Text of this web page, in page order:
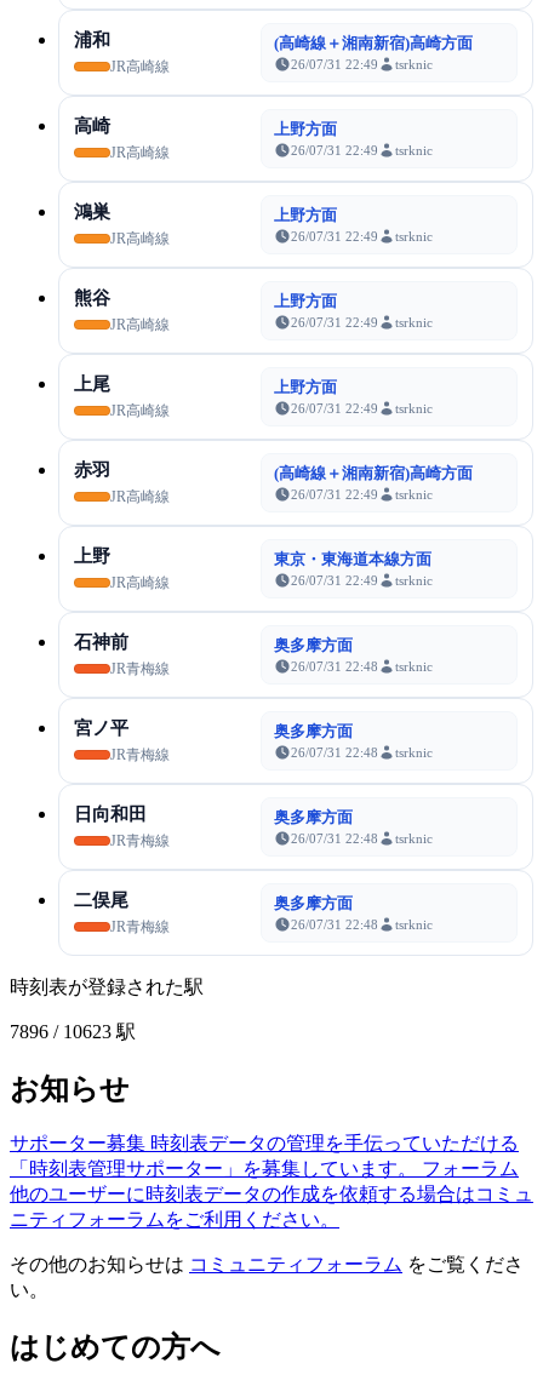
浦和
JR高崎線
(高崎線＋湘南新宿)高崎方面
26/07/31 22:49 tsrknic
高崎
JR高崎線
上野方面
26/07/31 22:49 tsrknic
鴻巣
JR高崎線
上野方面
26/07/31 22:49 tsrknic
熊谷
JR高崎線
上野方面
26/07/31 22:49 tsrknic
上尾
JR高崎線
上野方面
26/07/31 22:49 tsrknic
赤羽
JR高崎線
(高崎線＋湘南新宿)高崎方面
26/07/31 22:49 tsrknic
上野
JR高崎線
東京・東海道本線方面
26/07/31 22:49 tsrknic
石神前
JR青梅線
奥多摩方面
26/07/31 22:48 tsrknic
宮ノ平
JR青梅線
奥多摩方面
26/07/31 22:48 tsrknic
日向和田
JR青梅線
奥多摩方面
26/07/31 22:48 tsrknic
二俣尾
JR青梅線
奥多摩方面
26/07/31 22:48 tsrknic
時刻表が登録された駅
7896 / 10623 駅
お知らせ
サポーター募集 時刻表データの管理を手伝っていただける
「時刻表管理サポーター」を募集しています。
フォーラム
他のユーザーに時刻表データの作成を依頼する場合はコミュ
ニティフォーラムをご利用ください。
その他のお知らせは コミュニティフォーラム をご覧くださ
い。
はじめての方へ